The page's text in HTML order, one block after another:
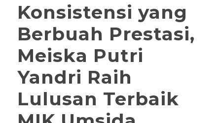
Konsistensi yang
Berbuah Prestasi,
Meiska Putri
Yandri Raih
Lulusan Terbaik